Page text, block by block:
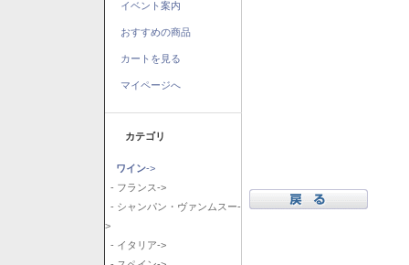
イベント案内
おすすめの商品
カートを見る
マイページへ
カテゴリ
ワイン->
- フランス->
- シャンパン・ヴァンムスー-
>
- イタリア->